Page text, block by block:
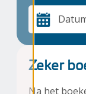
Zeker
Na het